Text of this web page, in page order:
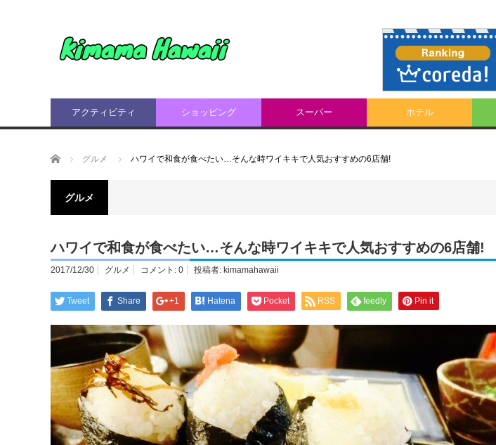
アクティビティ ショッピング スーパー ホテル
ホーム グルメ ハワイで和食が食べたい…そんな時ワイキキで人気おすすめの6店舗!
グルメ
ハワイで和食が食べたい…そんな時ワイキキで人気おすすめの6店舗!
2017/12/30 グルメ コメント: 0 投稿者: kimamahawaii
Tweet Share +1 Hatena Pocket RSS feedly Pin it